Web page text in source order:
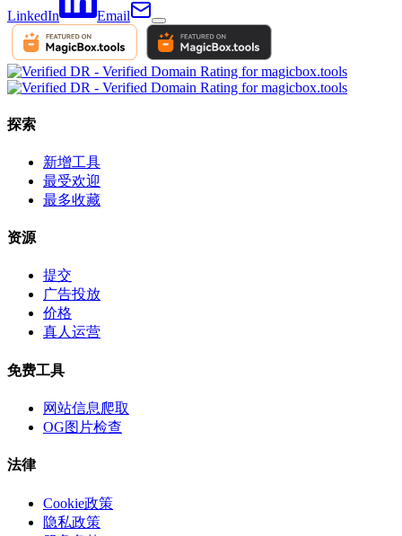
LinkedIn Email
探索
新增工具
最受欢迎
最多收藏
资源
提交
广告投放
价格
真人运营
免费工具
网站信息爬取
OG图片检查
法律
Cookie政策
隐私政策